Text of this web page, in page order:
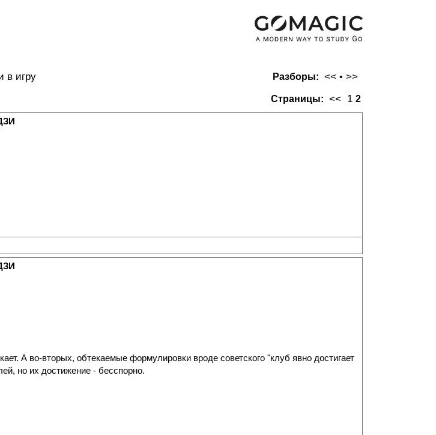
Разборы: << • >>
в игру
Страницы: << 1 2
А во-вторых, обтекаемые формулировки вроде советского "клуб явно достигает
но их достижение - бесспорно.